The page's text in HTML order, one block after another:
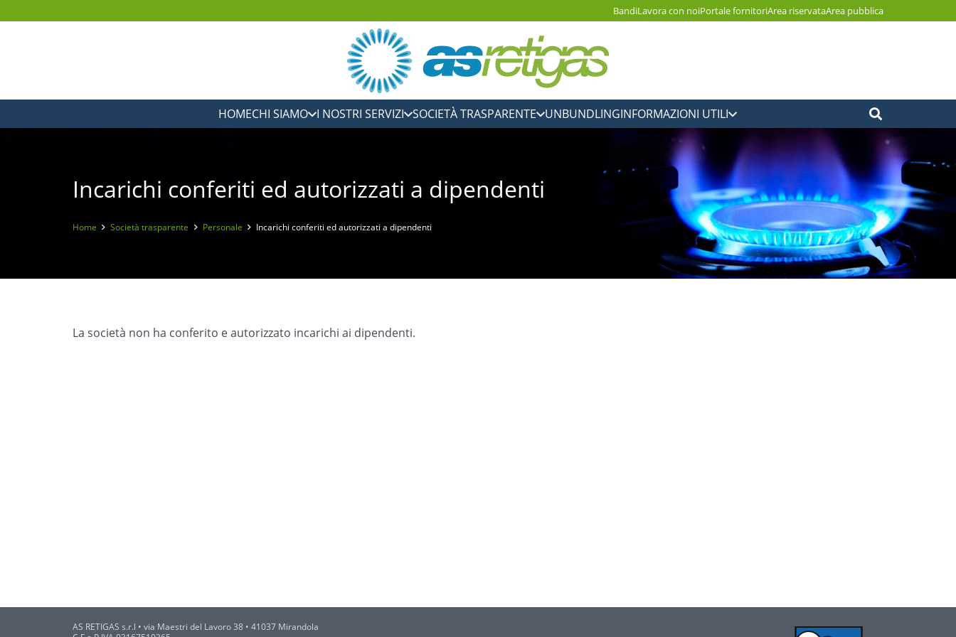
BandiLavora con noiPortale fornitoriArea riservataArea pubblica
HOMECHI SIAMO I NOSTRI SERVIZI SOCIETÀ TRASPARENTE UNBUNDLINGINFORMAZIONI UTILI
Incarichi conferiti ed autorizzati a dipendenti
Home Società trasparente Personale Incarichi conferiti ed autorizzati a dipendenti
La società non ha conferito e autorizzato incarichi ai dipendenti.
AS RETIGAS s.r.l • via Maestri del Lavoro 38 • 41037 Mirandola